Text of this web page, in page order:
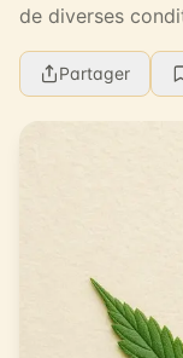
de diverses
à base de
Partager